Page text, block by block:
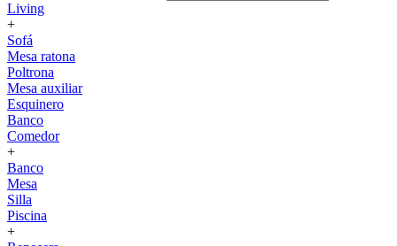
Living
+
Sofá
Mesa ratona
Poltrona
Mesa auxiliar
Esquinero
Banco
Comedor
+
Banco
Mesa
Silla
Piscina
+